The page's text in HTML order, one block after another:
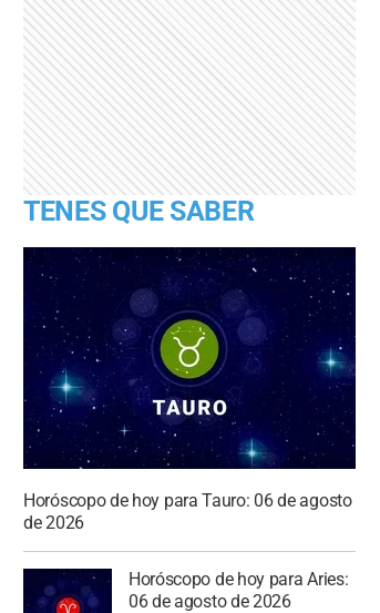
TENES QUE SABER
Horóscopo de hoy para Tauro: 06 de agosto
de 2026
Horóscopo de hoy para Aries:
06 de agosto de 2026